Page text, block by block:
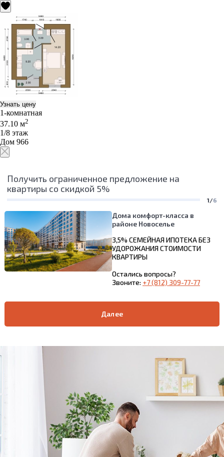
Узнать цену
1-комнатная
37.10 м2
1/8 этаж
Дом 966
Получить ограниченное предложение на
квартиры со скидкой 5%
1/6
Дома комфорт-класса в
районе Новоселье
3,5% СЕМЕЙНАЯ ИПОТЕКА БЕЗ
УДОРОЖАНИЯ СТОИМОСТИ
КВАРТИРЫ
Остались вопросы?
Звоните: +7 (812) 309-77-77